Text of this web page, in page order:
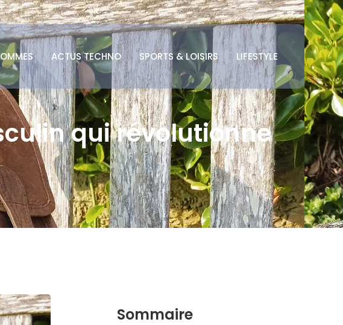
ACTUS TECHNO SPORTS & LOISIRS LIFESTYLE
qui révolutionne
Sommaire